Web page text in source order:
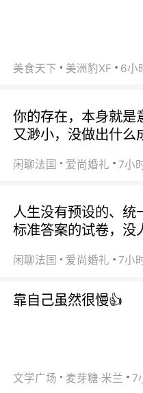
美食天下 美洲豹XF 6小
你的存在，本身就是
又渺小，没做出什么
闲聊法国 爱尚婚礼 7小
人生没有预设的、统
标准答案的试卷，没
闲聊法国 爱尚婚礼 7小
靠自己虽然很慢👍
文学广场 麦芽糖·米兰 7